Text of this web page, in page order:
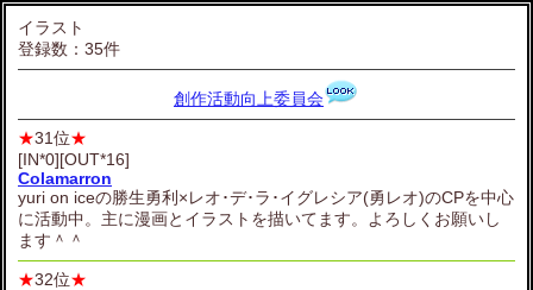
イラスト
登録数：35件
創作活動向上委員会
★31位★
[IN*0][OUT*16]
Colamarron
yuri on iceの勝生勇利×レオ･デ･ラ･イグレシア(勇レオ)のCPを中心
に活動中。主に漫画とイラストを描いてます。よろしくお願いし
ます＾＾
★32位★